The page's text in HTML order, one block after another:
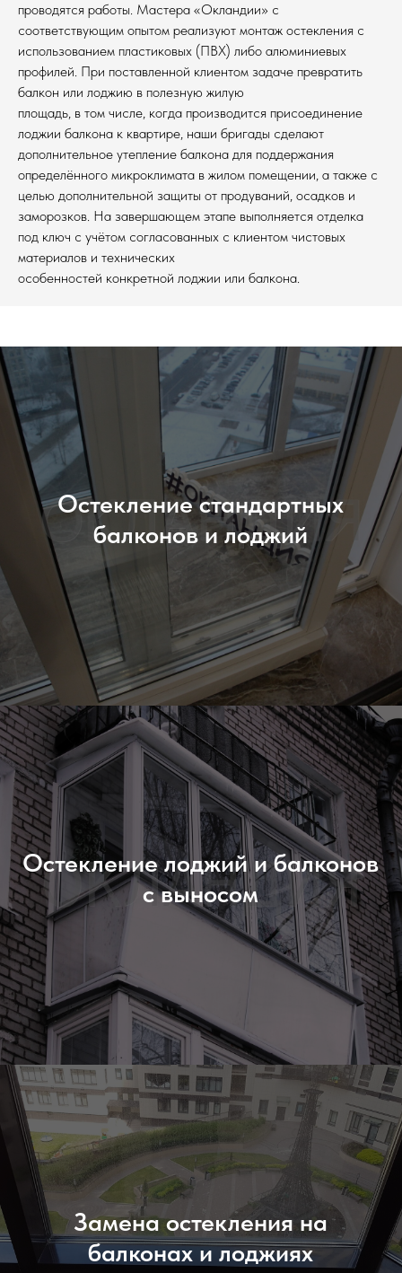
проводятся работы. Мастера «Окландии» с
соответствующим опытом реализуют монтаж остекления с
использованием пластиковых (ПВХ) либо алюминиевых
профилей. При поставленной клиентом задаче превратить
балкон или лоджию в полезную жилую
площадь, в том числе, когда производится присоединение
лоджии балкона к квартире, наши бригады сделают
дополнительное утепление балкона для поддержания
определённого микроклимата в жилом помещении, а также с
целью дополнительной защиты от продуваний, осадков и
заморозков. На завершающем этапе выполняется отделка
под ключ с учётом согласованных с клиентом чистовых
материалов и технических
особенностей конкретной лоджии или балкона.
Остекление стандартных
балконов и лоджий
Остекление лоджий и балконов
с выносом
Замена остекления на
балконах и лоджиях